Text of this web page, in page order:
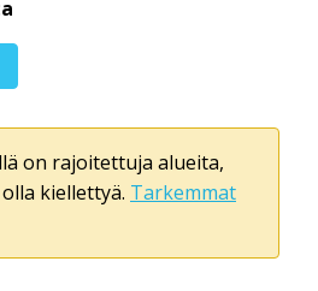
on rajoitettuja alueita,
kiellettyä. Tarkemmat